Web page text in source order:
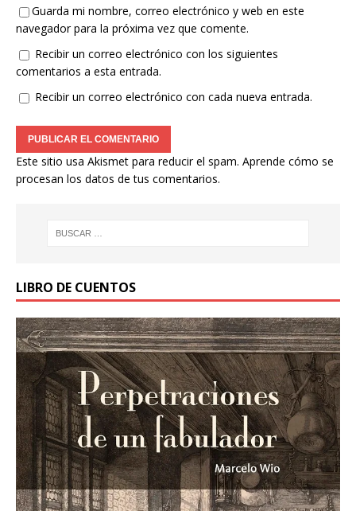
Guarda mi nombre, correo electrónico y web en este
navegador para la próxima vez que comente.
Recibir un correo electrónico con los siguientes
comentarios a esta entrada.
Recibir un correo electrónico con cada nueva entrada.
Este sitio usa Akismet para reducir el spam. Aprende cómo se
procesan los datos de tus comentarios.
LIBRO DE CUENTOS